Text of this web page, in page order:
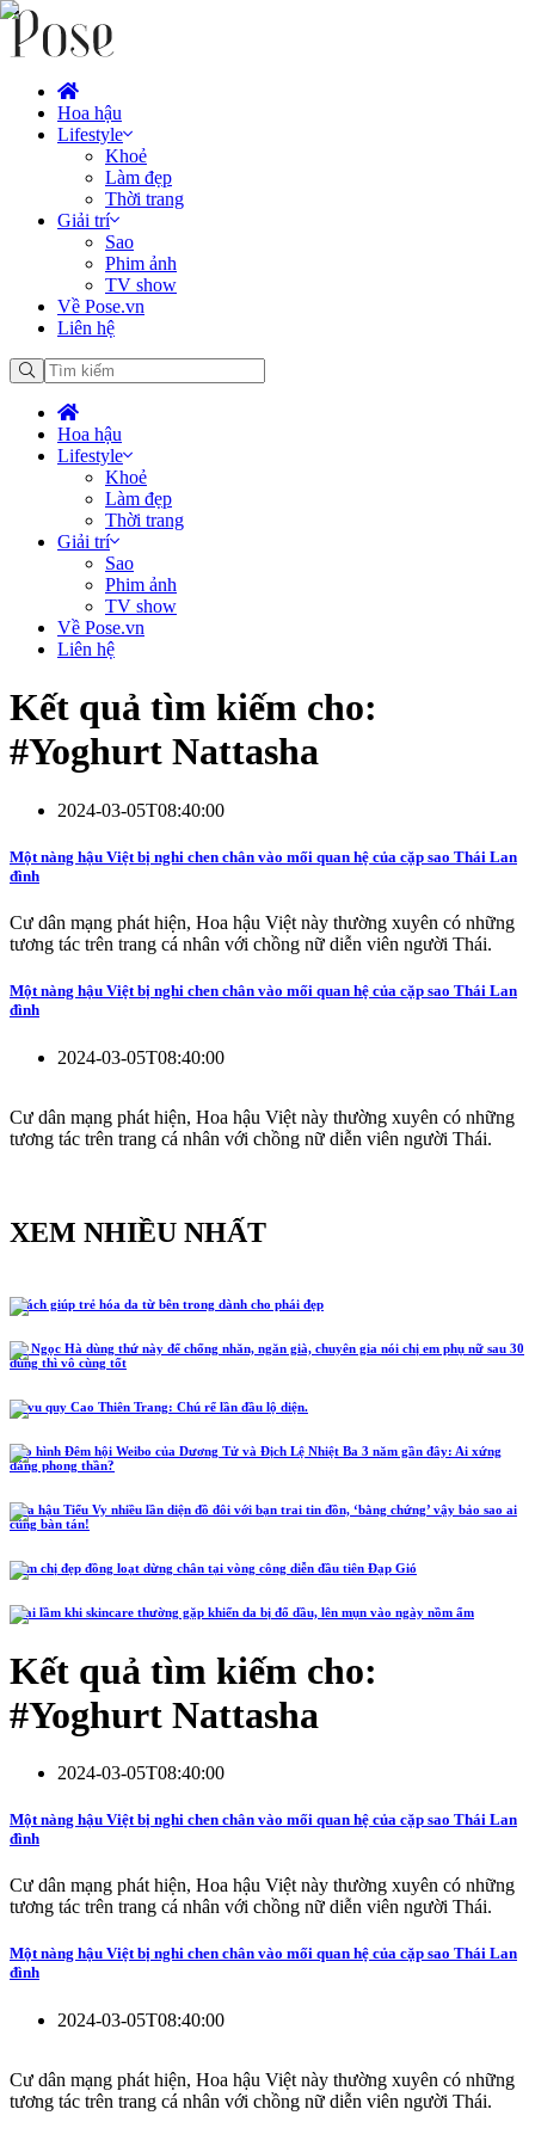
Hoa hậu
Lifestyle
Khoẻ
Làm đẹp
Thời trang
Giải trí
Sao
Phim ảnh
TV show
Về Pose.vn
Liên hệ
Hoa hậu
Lifestyle
Khoẻ
Làm đẹp
Thời trang
Giải trí
Sao
Phim ảnh
TV show
Về Pose.vn
Liên hệ
Kết quả tìm kiếm cho:
#Yoghurt Nattasha
2024-03-05T08:40:00
Một nàng hậu Việt bị nghi chen chân vào mối quan hệ của cặp sao Thái Lan
đình
Cư dân mạng phát hiện, Hoa hậu Việt này thường xuyên có những
tương tác trên trang cá nhân với chồng nữ diễn viên người Thái.
Một nàng hậu Việt bị nghi chen chân vào mối quan hệ của cặp sao Thái Lan
đình
2024-03-05T08:40:00
Cư dân mạng phát hiện, Hoa hậu Việt này thường xuyên có những
tương tác trên trang cá nhân với chồng nữ diễn viên người Thái.
XEM NHIỀU NHẤT
5 cách giúp trẻ hóa da từ bên trong dành cho phái đẹp
Hồ Ngọc Hà dùng thứ này để chống nhăn, ngăn già, chuyên gia nói chị em phụ nữ sau 30
dùng thì vô cùng tốt
Lễ vu quy Cao Thiên Trang: Chú rể lần đầu lộ diện.
Tạo hình Đêm hội Weibo của Dương Tử và Địch Lệ Nhiệt Ba 3 năm gần đây: Ai xứng
đáng phong thần?
Hoa hậu Tiểu Vy nhiều lần diện đồ đôi với bạn trai tin đồn, ‘bằng chứng’ vậy bảo sao ai
cũng bàn tán!
Năm chị đẹp đồng loạt dừng chân tại vòng công diễn đầu tiên Đạp Gió
4 sai lầm khi skincare thường gặp khiến da bị đổ dầu, lên mụn vào ngày nồm ẩm
Kết quả tìm kiếm cho:
#Yoghurt Nattasha
2024-03-05T08:40:00
Một nàng hậu Việt bị nghi chen chân vào mối quan hệ của cặp sao Thái Lan
đình
Cư dân mạng phát hiện, Hoa hậu Việt này thường xuyên có những
tương tác trên trang cá nhân với chồng nữ diễn viên người Thái.
Một nàng hậu Việt bị nghi chen chân vào mối quan hệ của cặp sao Thái Lan
đình
2024-03-05T08:40:00
Cư dân mạng phát hiện, Hoa hậu Việt này thường xuyên có những
tương tác trên trang cá nhân với chồng nữ diễn viên người Thái.